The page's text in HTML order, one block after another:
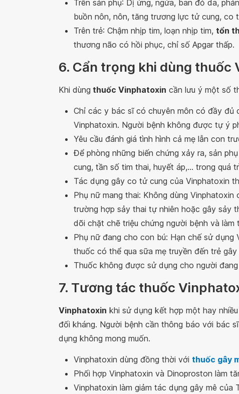
Trên sản phụ: Dị ứng, ngứa, ban đỏ da,
buồn nôn, nôn, tăng trương lực tử cung,
Trên trẻ: Chậm nhịp tim, loạn nhịp tim, tổn
thương não có hồi phục, chỉ số Apgar thấp.
6. Cẩn trọng khi dùng thuốc
Khi dùng thuốc Vinphatoxin cần lưu ý một số
Chỉ các y bác sĩ có chuyên môn có đầy đủ
Vinphatoxin. Người bệnh không được tự ý
Yêu cầu đánh giá tình hình cả mẹ lẫn con
Để phòng những biến chứng xảy ra, sản
cung, tần số tim thai, huyết áp,... trong quá
Tác dụng gây co tử cung của Vinphatoxin
Phụ nữ mang thai: Không dùng
trường hợp sảy thai tự nhiên hoặc gây sảy
dõi chặt chẽ triệu chứng người bệnh và
Phụ nữ đang cho con bú: Hạn chế sử
thuốc có thể qua sữa mẹ truyền đến trẻ
Thuốc không được sử dụng cho người
7. Tương tác thuốc
Vinphatoxin khi sử dụng kết hợp một hay
đối kháng. Người bệnh cần thông báo với bác
dụng không mong muốn.
Vinphatoxin dùng đồng thời với thuốc gây
Phối hợp Vinphatoxin và Dinoproston làm
Vinphatoxin làm giảm tác dụng gây mê của